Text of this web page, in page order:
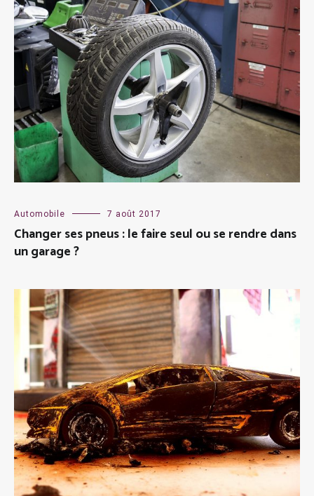
Automobile 7 août 2017
Changer ses pneus : le faire seul ou se rendre dans
un garage ?